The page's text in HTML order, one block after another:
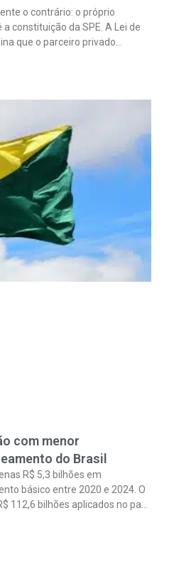
o contrário: o próprio
constituição da SPE. A Lei de
que o parceiro privado
“fraude à licitação” é
uma escolha racional de
com menor
do Brasil
R$ 5,3 bilhões em
básico entre 2020 e 2024. O
112,6 bilhões aplicados no país
Associados.